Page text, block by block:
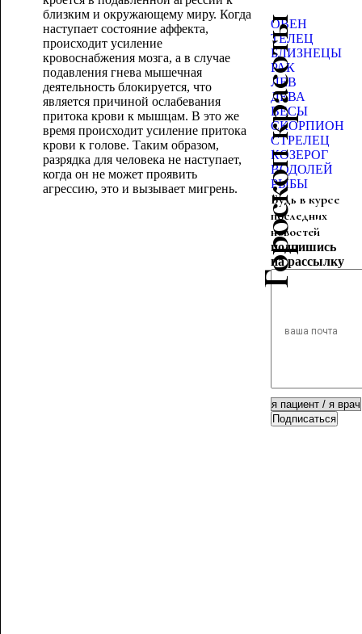
близким и окружающему миру. Когда
наступает состояние аффекта,
происходит усиление
кровоснабжения мозга, а в случае
подавления гнева мышечная
деятельность блокируется, что
является причиной ослабевания
притока крови к мышцам. В это же
время происходит усиление притока
крови к голове. Таким образом,
разрядка для человека не наступает,
когда он не может проявить
агрессию, это и вызывает мигрень.
Гороскоп красоты
ОВЕН
ТЕЛЕЦ
БЛИЗНЕЦЫ
РАК
ЛЕВ
ДЕВА
ВЕСЫ
СКОРПИОН
СТРЕЛЕЦ
КОЗЕРОГ
ВОДОЛЕЙ
РЫБЫ
Будь в курсе
последних
новостей
подпишись
на рассылку
Подписаться